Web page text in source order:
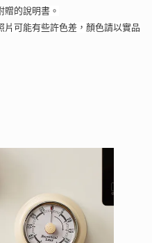
的說明書。
可能有些許色差，顏色請以實品